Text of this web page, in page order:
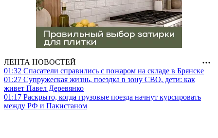
ЛЕНТА НОВОСТЕЙ
01:32 Спасатели справились с пожаром на складе в Брянске
01:27 Супружеская жизнь, поездка в зону СВО, дети: как
живет Павел Деревянко
01:17 Раскрыто, когда грузовые поезда начнут курсировать
между РФ и Пакистаном